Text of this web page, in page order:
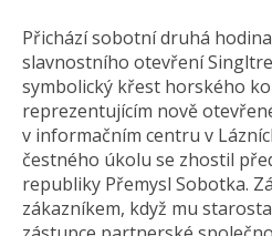
Přichází sobotní druhá
slavnostního otevření
symbolický křest horského
reprezentujícím nově
v informačním centru v
čestného úkolu se zhostil
republiky Přemysl Sobotka.
zákazníkem, když mu